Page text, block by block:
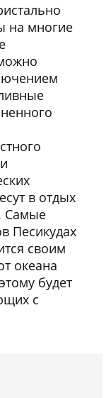
на многие
в отдых
Самые
Песикудах
своим
океана
будет
с